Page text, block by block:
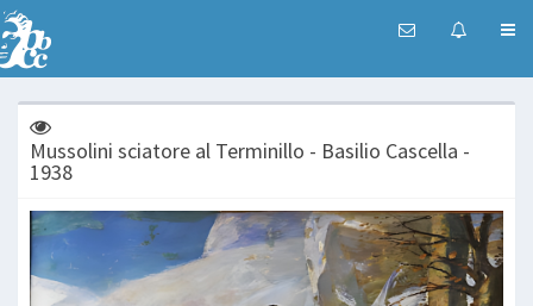
Mussolini sciatore al Terminillo - Basilio Cascella -
1938